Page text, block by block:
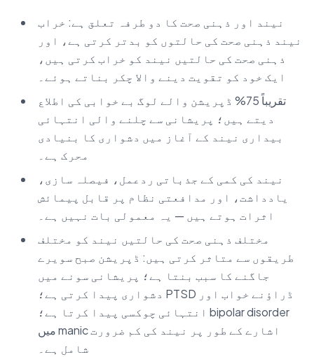
نیند اور ذہنی صحت کا دو طرفہ تعلق ہے: خراب
نیند ذہنی صحت کی حالتوں کو بدتر کرتی ہے، اور
ذہنی صحت کی حالتیں نیند کو خراب کرتی ہیں،
ایک خود کو تقویت دینے والا چکر بناتے ہوئے۔
تقریباً 75% ڈپریشن والے لوگ بے خوابی کی اطلاع
دیتے ہیں؛ پریشانی سے چلنے والی انتہائی
بیداری نیند کے آغاز میں دشواری کا بنیادی
محرک ہے۔
نیند کی کمی کے جذباتی ردعمل، فیصلہ سازی،
یادداشت، اور مدافعتی نظام پر قابل پیمائش
اثرات ہوتے ہیں — یہ معمولی بات نہیں ہے۔
مختلف ذہنی صحت کی حالتیں نیند کو مختلف
طریقوں سے متاثر کرتی ہیں: ڈپریشن صبح سویرے
جاگنے کا سبب بنتا ہے؛ پریشانی سونے میں
دشواری پیدا کرتی ہے؛ PTSD ڈراؤنے خواب اور
انتہائی چوکسی پیدا کرتا ہے؛ bipolar disorder
میں manic اشارے کے طور پر نیند کی کم ضرورت
شامل ہے۔